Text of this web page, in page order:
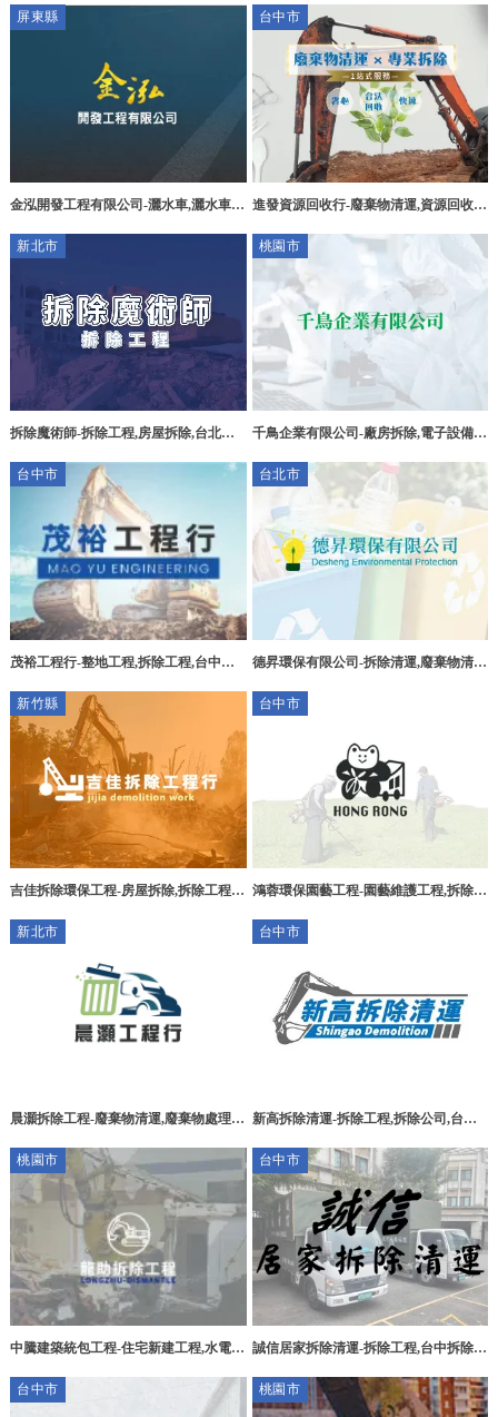
清運
程,烏日大型拆除工程
屏東縣
金泓開發工程有限公司-灑水車,灑水車出
灑水車
台中市
進發資源回收行-廢棄物清運,資源回收公
新北市
拆除魔術師-拆除工程,房屋拆除,台北拆
桃園市
千鳥企業有限公司-廠房拆除,電子設備回
園廠房拆除,大園電子設備回收
台中市
茂裕工程行-整地工程,拆除工程,台中整
台北市
德昇環保有限公司-拆除清運,廢棄物清
區拆除清運,士林區廢棄物清運
新竹縣
吉佳拆除環保工程-房屋拆除,拆除工程,
拆除,
台中市
鴻蓉環保園藝工程-園藝維護工程,拆除工
拆除工程,沙鹿廢棄物清運
新北市
晨灝拆除工程-廢棄物清運,廢棄物處理,
廢棄物清運,蘆洲區廢棄物處理
台中市
新高拆除清運-拆除工程,拆除公司,台中
程,南屯區拆除公司
桃園市
中騰建築統包工程-住宅新建工程,水電工
溪住宅新建工程
台中市
誠信居家拆除清運-拆除工程,台中拆除工
台中市
桃園市